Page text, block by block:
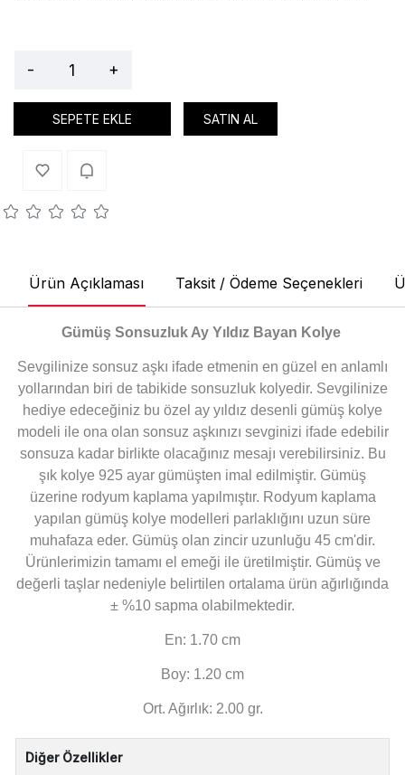
- +
SEPETE EKLE SATIN AL
Ürün Açıklaması Taksit / Ödeme Seçenekleri
Gümüş Sonsuzluk Ay Yıldız Bayan Kolye
Sevgilinize sonsuz aşkı ifade etmenin en güzel en anlamlı
yollarından biri de tabikide sonsuzluk kolyedir. Sevgilinize
hediye edeceğiniz bu özel ay yıldız desenli gümüş kolye
modeli ile ona olan sonsuz aşkınızı sevginizi ifade edebilir
sonsuza kadar birlikte olacağınız mesajı verebilirsiniz. Bu
şık kolye 925 ayar gümüşten imal edilmiştir. Gümüş
üzerine rodyum kaplama yapılmıştır. Rodyum kaplama
yapılan gümüş kolye modelleri parlaklığını uzun süre
muhafaza eder. Gümüş olan zincir uzunluğu 45 cm'dir.
Ürünlerimizin tamamı el emeği ile üretilmiştir. Gümüş ve
değerli taşlar nedeniyle belirtilen ortalama ürün ağırlığında
± %10 sapma olabilmektedir.
En: 1.70 cm
Boy: 1.20 cm
Ort. Ağırlık: 2.00 gr.
Diğer Özellikler